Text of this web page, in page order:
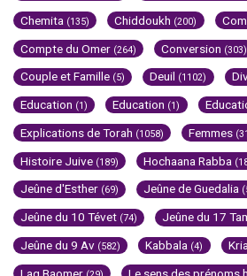
Chemita (135) Chiddoukh (200)
Compte du Omer (264) Conversion (303)
Couple et Famille (5) Deuil (1102)
Education (1) Education (1)
Explications de Torah (1058) Femmes
Histoire Juive (189) Hochaana Rabba
Jeûne d'Esther (69) Jeûne de Guedalia
Jeûne du 10 Tévet (74) Jeûne du 17
Jeûne du 9 Av (582) Kabbala (4)
Lag Baomer Le sens des prénoms